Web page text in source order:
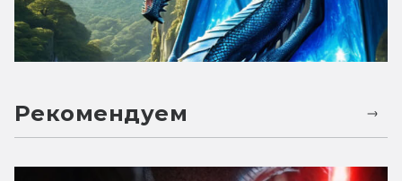
Рекомендуем